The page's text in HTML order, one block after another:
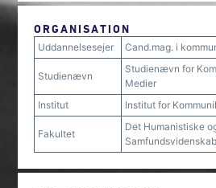
ORGANISATION
Uddannelsesejer Cand.mag. i
Studienævn
Studienævn for
Medier
Institut
Institut for
Fakultet
Det Humanistiske